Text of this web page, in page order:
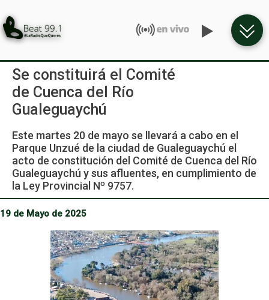
Se constituirá el Comité
de Cuenca del Río
Gualeguaychú
Este martes 20 de mayo se llevará a cabo en el
Parque Unzué de la ciudad de Gualeguaychú el
acto de constitución del Comité de Cuenca del Río
Gualeguaychú y sus afluentes, en cumplimiento de
la Ley Provincial Nº 9757.
19 de Mayo de 2025